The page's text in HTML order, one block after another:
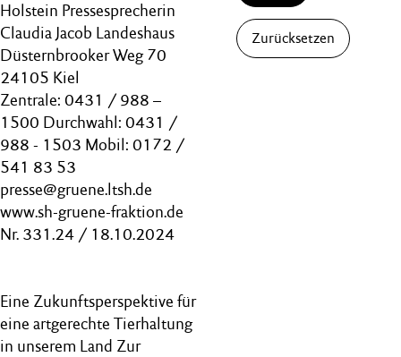
Holstein Pressesprecherin
Claudia Jacob Landeshaus
Düsternbrooker Weg 70
24105 Kiel
Zentrale: 0431 / 988 –
1500 Durchwahl: 0431 /
988 - 1503 Mobil: 0172 /
541 83 53
presse@gruene.ltsh.de
www.sh-gruene-fraktion.de
Nr. 331.24 / 18.10.2024
Eine Zukunftsperspektive für
eine artgerechte Tierhaltung
in unserem Land Zur
Zurücksetzen